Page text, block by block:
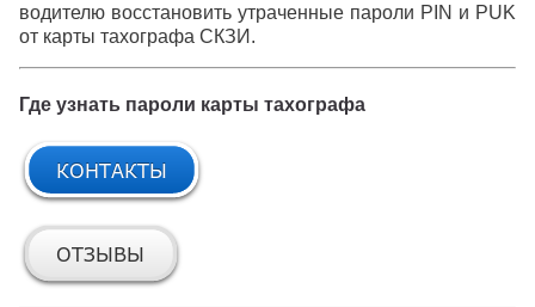
водителю восстановить утраченные пароли PIN и PUK
от карты тахографа СКЗИ.
Где узнать пароли карты тахографа